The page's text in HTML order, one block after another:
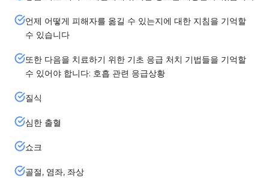
언제 어떻게 피해자를 옮길 수 있는지에 대한 지침을 기억할
수 있습니다
또한 다음을 치료하기 위한 기초 응급 처치 기법들을 기억할
수 있어야 합니다: 호흡 관련 응급상황
질식
심한 출혈
쇼크
골절, 염좌, 좌상